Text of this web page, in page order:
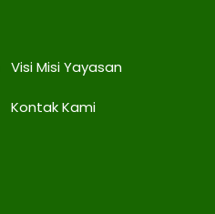
Visi Misi Yayasan
Kontak Kami